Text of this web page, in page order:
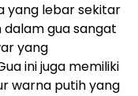
yang lebar sekitar
dalam gua sangat
yang
ini juga memiliki
warna putih yang